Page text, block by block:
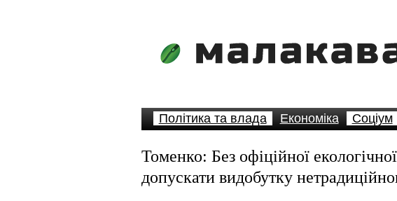
Політика та влада Економіка Соціум
Томенко: Без офіційної
допускати видобутку